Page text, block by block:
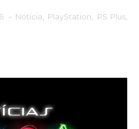
- Notícia PlayStation PS Plus